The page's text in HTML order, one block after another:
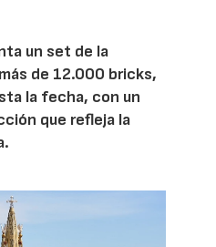
un set de la
de 12.000 bricks,
la fecha, con un
que refleja la